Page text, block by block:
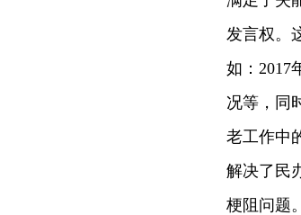
发言权。
如：2017
况等，同
老工作中
解决了民
梗阻问题